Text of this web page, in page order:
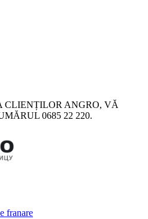
CLIENȚILOR ANGRO, VĂ
0685 22 220.
franare